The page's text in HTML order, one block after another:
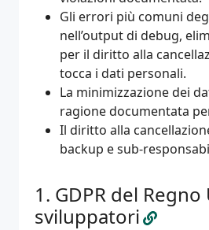
Gli errori più comuni
nell’output di debug,
per il diritto alla
tocca i dati personali.
La minimizzazione dei
ragione documentata
Il diritto alla
backup e sub-
GDPR del
sviluppatori